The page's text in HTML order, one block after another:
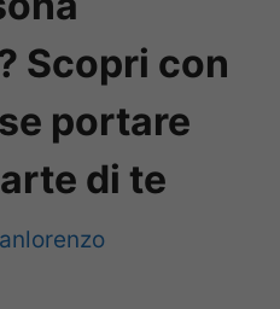
Scopri con
portare
di te